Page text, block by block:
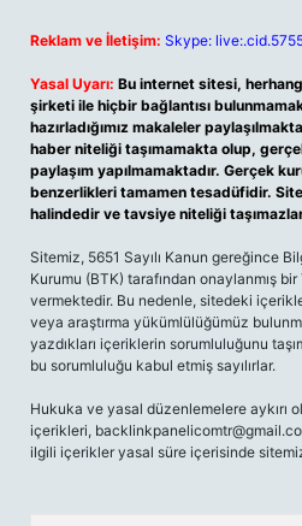
Reklam ve İletişim: Skype:
Yasal Uyarı: Bu internet sitesi,
şirketi ile hiçbir bağlantısı
hazırladığımız makaleler
haber niteliği taşımamakta olup,
paylaşım yapılmamaktadır. Gerçek
benzerlikleri tamamen tesadüfidir.
halindedir ve tavsiye niteliği
Sitemiz, 5651 Sayılı Kanun gereğince
Kurumu (BTK) tarafından onaylanmış
vermektedir. Bu nedenle, sitedeki
veya araştırma yükümlülüğümüz
yazdıkları içeriklerin sorumluluğunu
bu sorumluluğu kabul etmiş sayılırlar.
Hukuka ve yasal düzenlemelere aykırı
içerikleri,
ilgili içerikler yasal süre içerisinde